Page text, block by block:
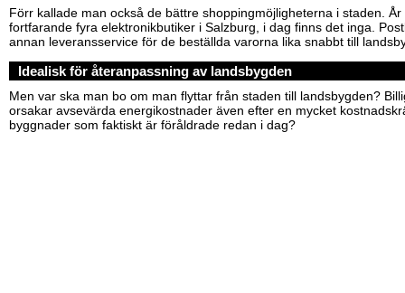
Förr kallade man också de bättre shoppingmöjligheterna i staden.
fortfarande fyra elektronikbutiker i Salzburg, i dag finns det inga.
annan leveransservice för de beställda varorna lika snabbt till
Idealisk för återanpassning av landsbygden
Men var ska man bo om man flyttar från staden till landsbygden?
orsakar avsevärda energikostnader även efter en mycket
byggnader som faktiskt är föråldrade redan i dag?